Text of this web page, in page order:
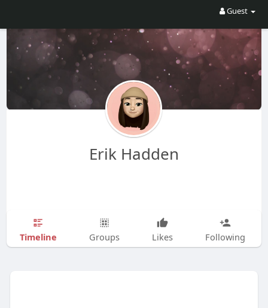
Guest
Erik Hadden
Timeline Groups Likes Following